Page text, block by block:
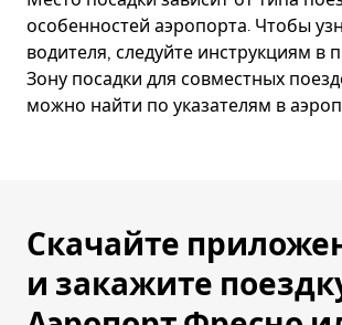
особенностей аэропорта. Чтобы
водителя, следуйте инструкциям в
Зону посадки для совместных
можно найти по указателям в
Скачайте
и закажите